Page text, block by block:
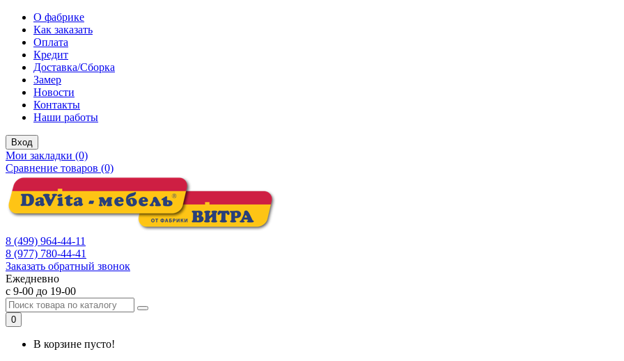
О фабрике
Как заказать
Оплата
Кредит
Доставка/Сборка
Замер
Новости
Контакты
Наши работы
Вход
Мои закладки (0)
Сравнение товаров (0)
8 (499) 964-44-11
8 (977) 780-44-41
Заказать обратный звонок
Ежедневно
с 9-00 до 19-00
0
В корзине пусто!